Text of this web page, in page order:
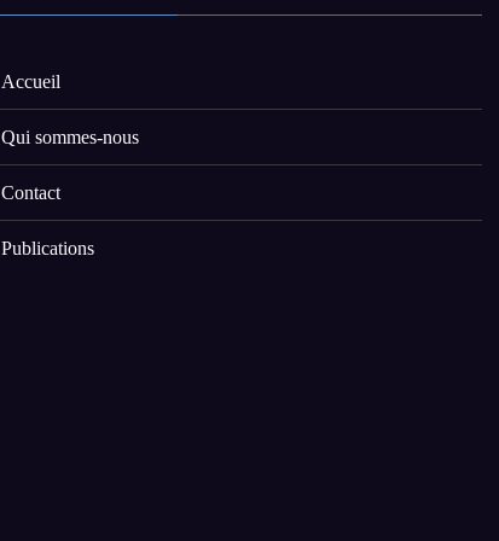
Accueil
Qui sommes-nous
Contact
Publications